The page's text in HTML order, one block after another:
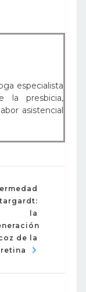
especialista
la presbicia,
asistencial
la
de la
retina